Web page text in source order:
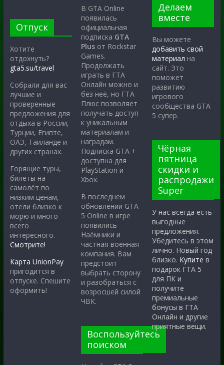
Отпуск
Хотите
отдохнуть?
gta5.su/travel
Собрали для вас
лучшие и
проверенные
предложения для
отдыха в России,
Турции, Египте,
ОАЭ, Таиланде и
других странах.
Горящие туры,
билеты на
самолёт по
низким ценам,
отели близко к
морю и много
всего
интересного.
Смотрите!
Карта UnionPay
пригодится в
отпуске. Спешите
оформить!
В GTA Online
появилась
официальная
подписка GTA
Plus от Rockstar
Games.
Продолжать
играть в ГТА
Онлайн можно и
без неё, но ГТА
Плюс позволяет
получать доступ
к уникальным
материалам и
наградам.
Подписка GTA +
доступна для
PlayStation и
Xbox.
В последнем
обновлении GTA
5 Online в игре
появились
Наёмники и
частная военная
компания. Вам
предстоит
выбрать сторону
и разобраться с
возросшей силой
ЧВК.
Воспользуйтесь
поиском
Делаем
вместе
Вы можете
добавить свой
материал на
сайт. Это
поможет
развитию
игрового
сообщества GTA
5 супер.
Чёрная
пятница
скидки и
распродажи
Super
У нас всегда есть
выгодные
предложения.
Убедитесь в этом
лично. Новый год
близко. Купите в
подарок ГТА 5
для ПК и
получите
премиальные
бонусы в ГТА
Онлайн и другие
приятные вещи.